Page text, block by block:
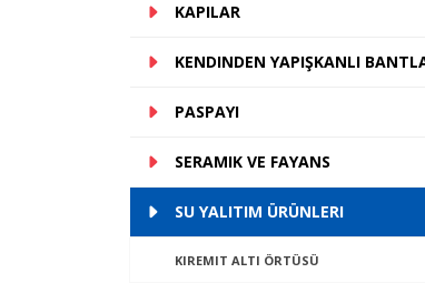
KAPILAR
KENDINDEN YAPIŞKANLI
PASPAYI
SERAMIK VE FAYANS
SU YALITIM ÜRÜNLERI
KIREMIT ALTI ÖRTÜSÜ